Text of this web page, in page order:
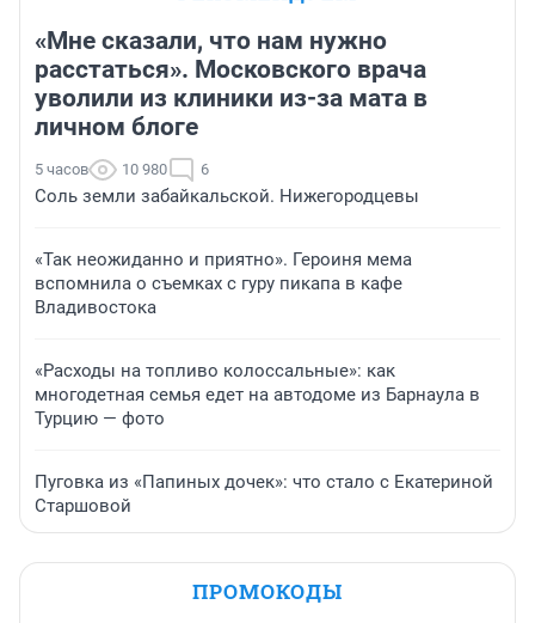
«Мне сказали, что нам нужно
расстаться». Московского врача
уволили из клиники из-за мата в
личном блоге
5 часов 10 980 6
Соль земли забайкальской. Нижегородцевы
«Так неожиданно и приятно». Героиня мема
вспомнила о съемках с гуру пикапа в кафе
Владивостока
«Расходы на топливо колоссальные»: как
многодетная семья едет на автодоме из Барнаула в
Турцию — фото
Пуговка из «Папиных дочек»: что стало с Екатериной
Старшовой
ПРОМОКОДЫ